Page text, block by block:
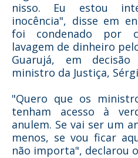
nisso. Eu estou
inocência", disse em
foi condenado por
lavagem de dinheiro
Guarujá, em
ministro da Justiça,
"Quero que os
tenham acesso à
anulem. Se vai ser um
menos, se vou ficar
não importa", declarou